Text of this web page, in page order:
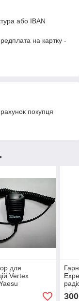
або IBAN
на картку -
покупця
для
Vertex
300